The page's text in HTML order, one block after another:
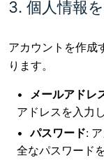
3. 個人情報
アカウントを作成
ります。
メールアドレ
アドレスを入力
パスワード:
全なパスワード